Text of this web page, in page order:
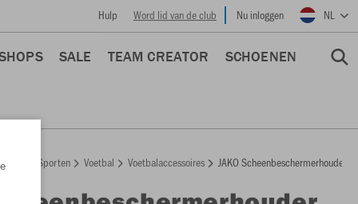
Hulp Word lid van de club Nu inloggen NL
SALE TEAM CREATOR SCHOENEN
Sporten Voetbal Voetbalaccessoires JAKO Scheenbeschermerhouder